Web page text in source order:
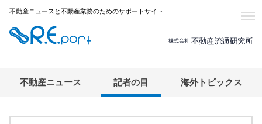
不動産ニュースと不動産業務のためのサポートサイト
不動産ニュース 記者の目 海外トピックス